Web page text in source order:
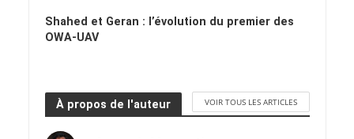
Shahed et Geran : l’évolution du premier des
OWA-UAV
À propos de l'auteur VOIR TOUS LES ARTICLES